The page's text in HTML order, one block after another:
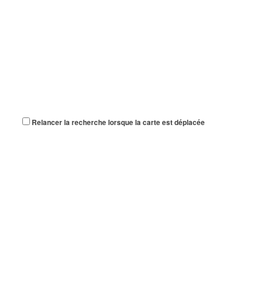
Relancer la recherche lorsque la carte est déplacée